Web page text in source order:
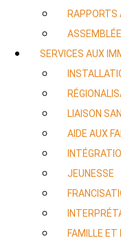
RAPPORTS
SERVICES AUX
LIAISON
AIDE AUX
JEUNESSE
FAMILLE